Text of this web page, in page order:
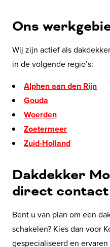
Ons
Wij zijn actief als
in de volgende regio’s:
Alphen aan den Rijn
Gouda
Woerden
Zoetermeer
Zuid-Holland
Dakdekker
direct contact
Bent u van plan om een
schakelen? Kies dan voor
gespecialiseerd en